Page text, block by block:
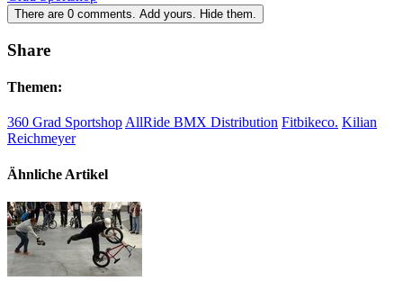
There are 0 comments. Add yours. Hide them.
Share
Themen:
360 Grad SportshopAllRide BMX Distribution Fitbikeco. Kilian
Reichmeyer
Ähnliche Artikel